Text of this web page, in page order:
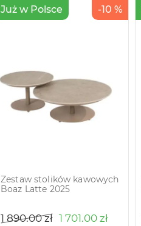
Już w Polsce -10 %
Zestaw stolików kawowych
Boaz Latte 2025
1 890.00zł 1 701.00 zł